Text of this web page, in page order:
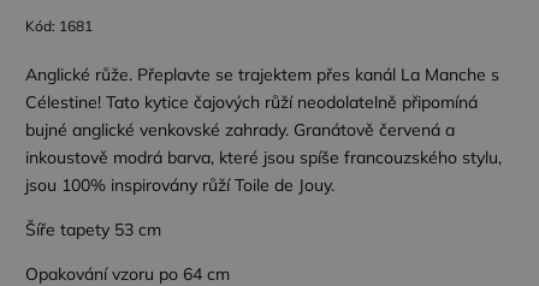
Kód: 1681
Anglické růže. Přeplavte se trajektem přes kanál La Manche s
Célestine! Tato kytice čajových růží neodolatelně připomíná
bujné anglické venkovské zahrady. Granátově červená a
inkoustově modrá barva, které jsou spíše francouzského stylu,
jsou 100% inspirovány růží Toile de Jouy.
Šíře tapety 53 cm
Opakování vzoru po 64 cm